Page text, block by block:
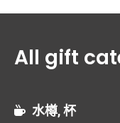
All gift
水樽, 杯